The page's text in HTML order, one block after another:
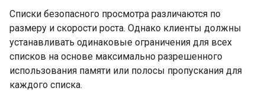
Списки безопасного просмотра различаются по
размеру и скорости роста. Однако клиенты должны
устанавливать одинаковые ограничения для всех
списков на основе максимально разрешенного
использования памяти или полосы пропускания для
каждого списка.